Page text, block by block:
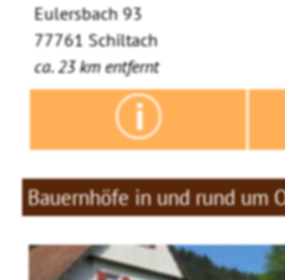
Eulersbach 93
77761 Schiltach
ca. 23 km entfernt
Bauernhöfe in und rund um